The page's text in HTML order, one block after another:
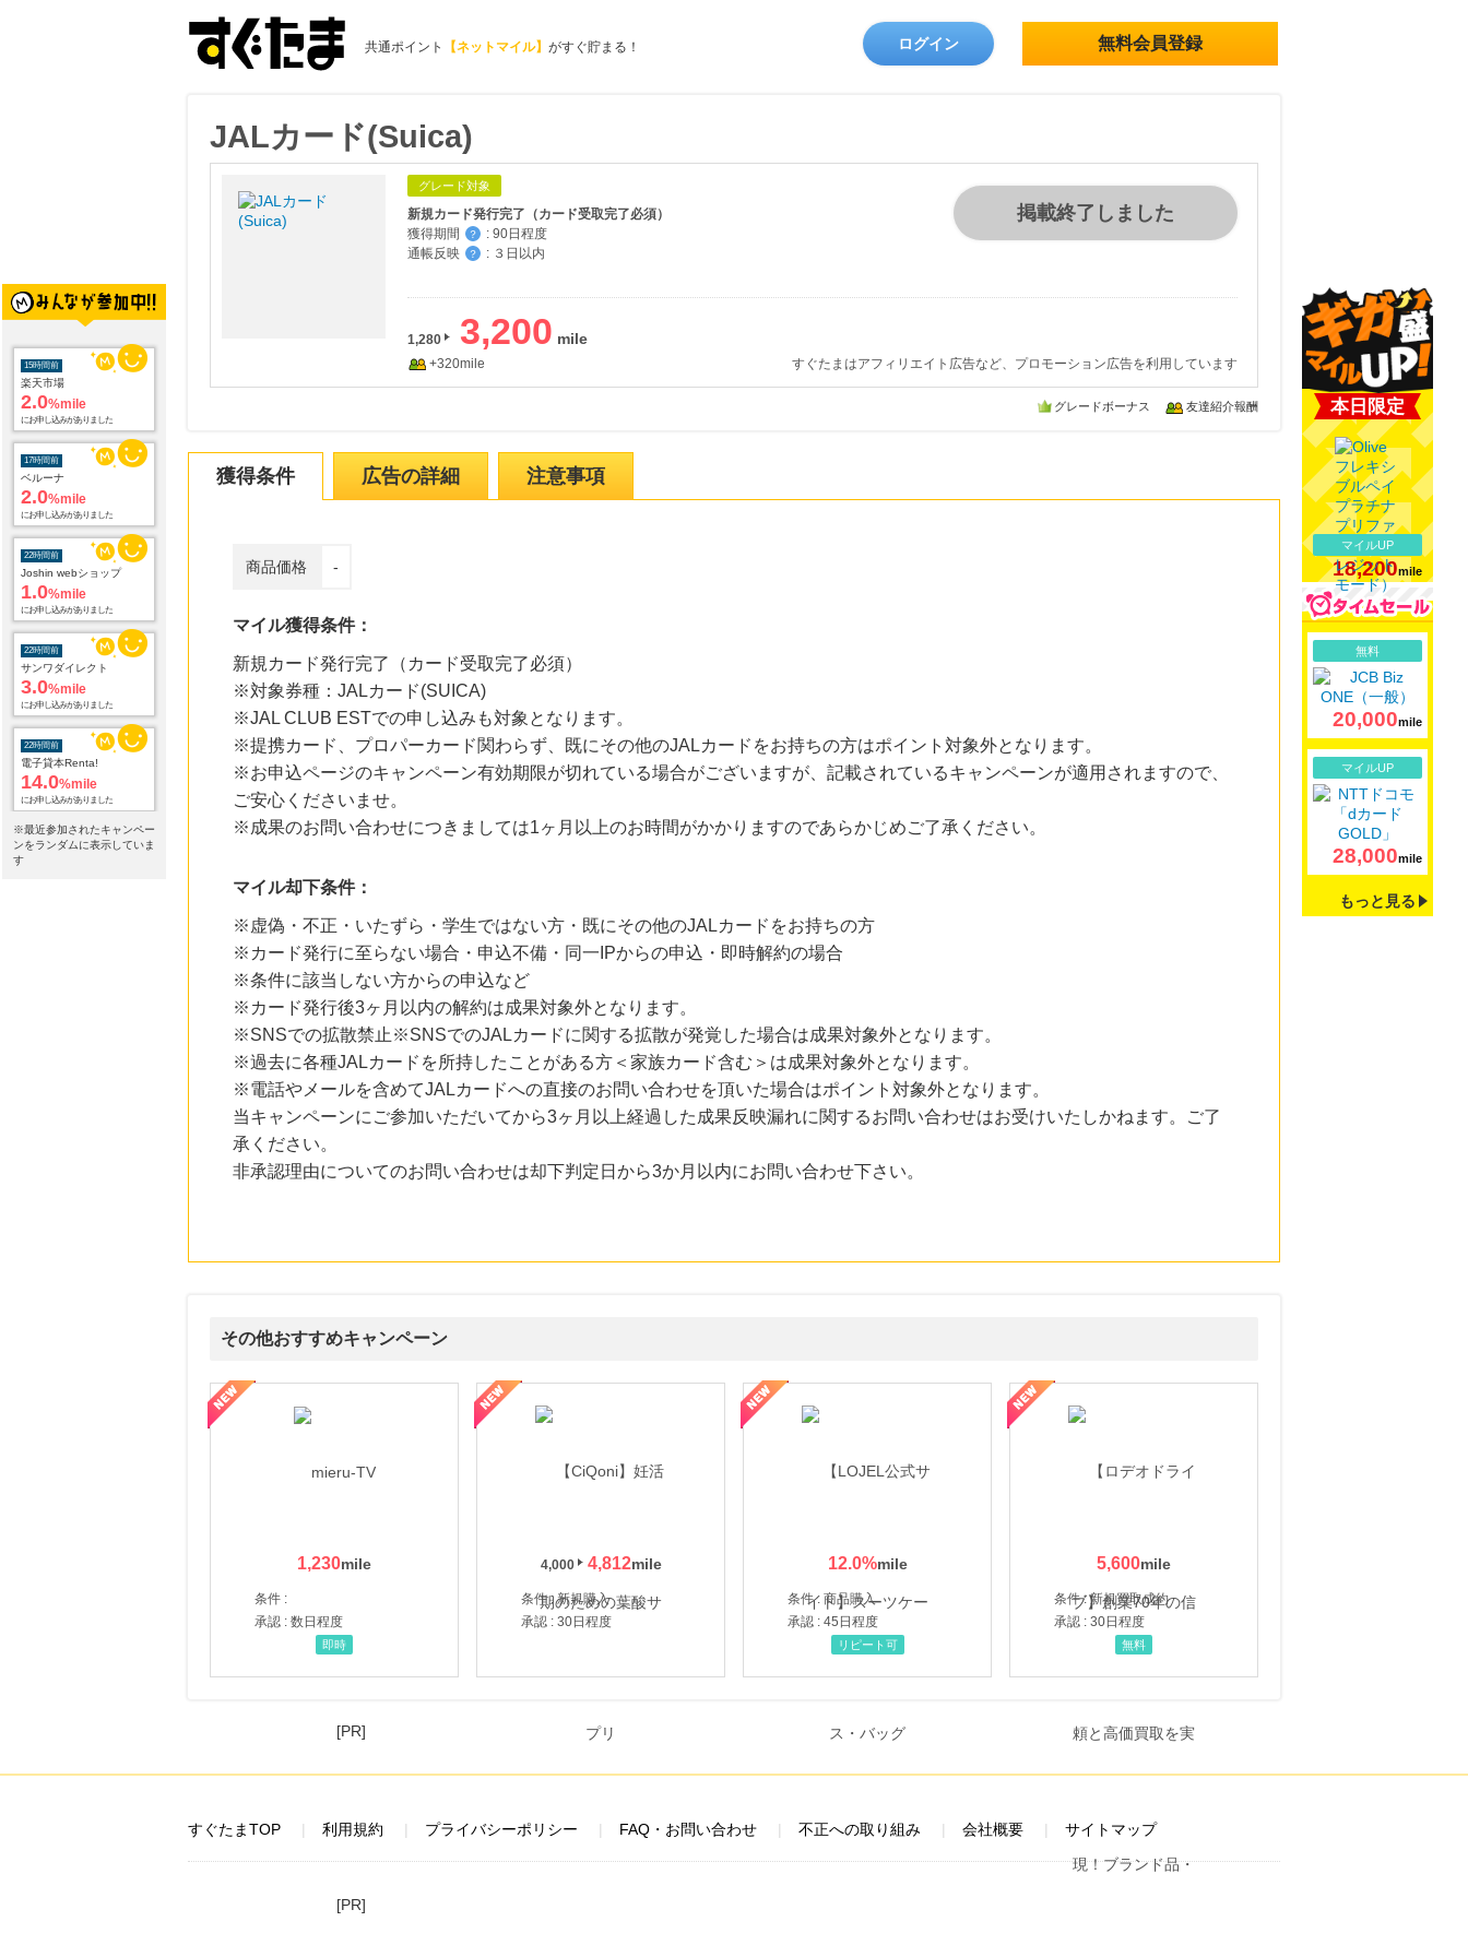
共通ポイント 【ネットマイル】 がすぐ貯まる！ ログイン 無料会員登録
2.0%mile
にお申し込みがありました
17時間前
2.0%mile
にお申し込みがありました
22時間前
Joshin webショップ
1.0%mile
にお申し込みがありました
22時間前
サンワダイレクト
3.0%mile
にお申し込みがありました
22時間前
電子貸本Renta!
14.0%mile
にお申し込みがありました
22時間前
アニメイトオンラインショップ
2.0%mile
※最近参加されたキャンペー
ンをランダムに表示していま
す
JALカード(Suica)
グレード対象
新規カード発行完了（カード受取完了必須）
獲得期間
？ : 90日程度
通帳反映
？ : ３日以内
掲載終了しました
1,280 3,200
+320mile すぐたまはアフィリエイト広告など、プロモーション広告を利用しています
グレードボーナス 友達紹介報酬
獲得条件 広告の詳細 注意事項
商品価格 -
マイル獲得条件：
新規カード発行完了（カード受取完了必須）
※対象券種：JALカード(SUICA)
※JAL CLUB ESTでの申し込みも対象となります。
※提携カード、プロパーカード関わらず、既にその他のJALカードをお持ちの方はポイント対象外となります。
※お申込ページのキャンペーン有効期限が切れている場合がございますが、記載されているキャンペーンが適用されますので、
ご安心くださいませ。
※成果のお問い合わせにつきましては1ヶ月以上のお時間がかかりますのであらかじめご了承ください。
マイル却下条件：
※虚偽・不正・いたずら・学生ではない方・既にその他のJALカードをお持ちの方
※カード発行に至らない場合・申込不備・同一IPからの申込・即時解約の場合
※条件に該当しない方からの申込など
※カード発行後3ヶ月以内の解約は成果対象外となります。
※SNSでの拡散禁止※SNSでのJALカードに関する拡散が発覚した場合は成果対象外となります。
※過去に各種JALカードを所持したことがある方＜家族カード含む＞は成果対象外となります。
※電話やメールを含めてJALカードへの直接のお問い合わせを頂いた場合はポイント対象外となります。
当キャンペーンにご参加いただいてから3ヶ月以上経過した成果反映漏れに関するお問い合わせはお受けいたしかねます。ご了
承ください。
非承認理由についてのお問い合わせは却下判定日から3か月以内にお問い合わせ下さい。
その他おすすめキャンペーン
1,230
条件 :
承認 : 数日程度
即時
4,000 4,812
条件 : 新規購入
承認 : 30日程度
12.0%
条件 : 商品購入
承認 : 45日程度
【LOJEL公式サイト】スーツケース・バッグ
リピート可
5,600
条件 : 新規買取成約
承認 : 30日程度
【ロデオドライブ】創業70年の信頼と高価買取を実現！ブランド品・貴金属の無料査定
無料
本日限定
マイルUP
18,200mile
無料
20,000mile
マイルUP
28,000mile
もっと見る
[PR]
すぐたまTOP 利用規約 プライバシーポリシー FAQ・お問い合わせ 不正への取り組み 会社概要 サイトマップ
[PR]